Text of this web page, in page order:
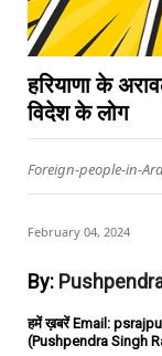
हरियाणा के
विदेश के लोग
Foreign-people-in-
February 04, 2024
By:
हमें ख़बरें Email:
(Pushpendra Singh